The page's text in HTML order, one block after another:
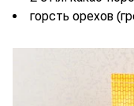
горсть орехов